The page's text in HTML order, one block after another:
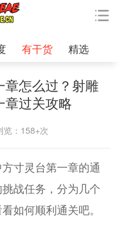
有干货 精选
章怎么过？射雕
章过关攻略
览：158+次
寸灵台第一章的通
战任务，分为几个
如何顺利通关吧。